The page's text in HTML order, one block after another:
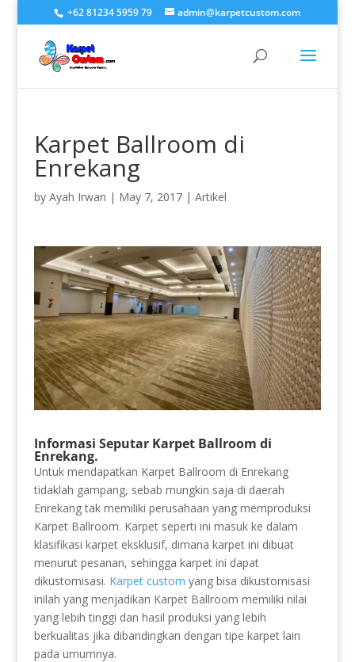
+62 81234 5959 79 admin@karpetcustom.com
Karpet Ballroom di
Enrekang
by Ayah Irwan | May 7, 2017| Artikel
Informasi Seputar Karpet Ballroom di
Enrekang.
Untuk mendapatkan Karpet Ballroom di Enrekang
tidaklah gampang, sebab mungkin saja di daerah
Enrekang tak memiliki perusahaan yang memproduksi
Karpet Ballroom. Karpet seperti ini masuk ke dalam
klasifikasi karpet eksklusif, dimana karpet ini dibuat
menurut pesanan, sehingga karpet ini dapat
dikustomisasi. Karpet custom yang bisa dikustomisasi
inilah yang menjadikan Karpet Ballroom memiliki nilai
yang lebih tinggi dan hasil produksi yang lebih
berkualitas jika dibandingkan dengan tipe karpet lain
pada umumnya.